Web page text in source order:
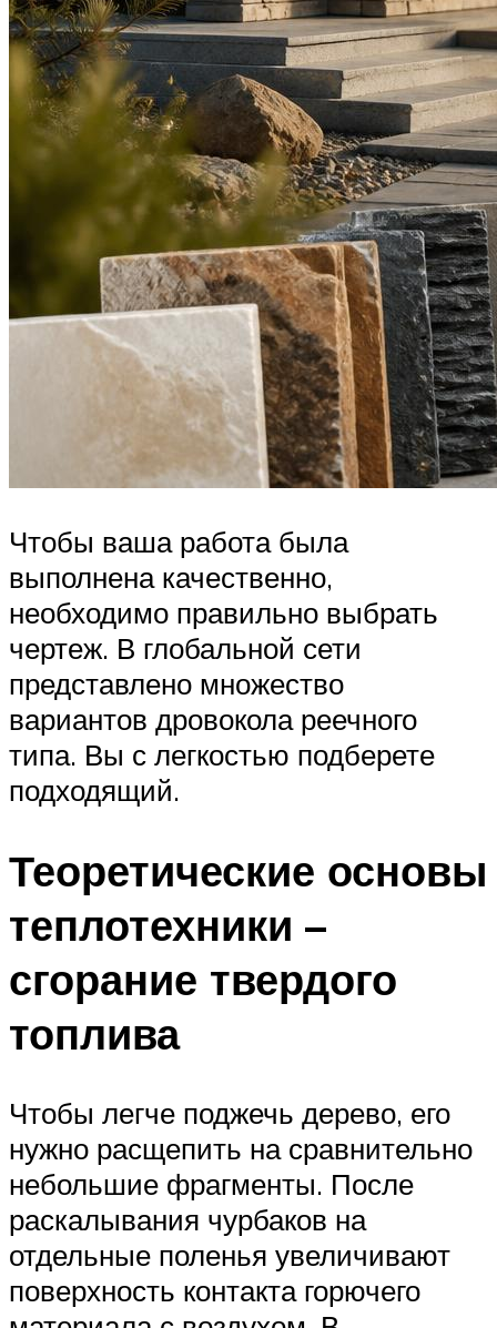
Чтобы ваша работа была
выполнена качественно,
необходимо правильно выбрать
чертеж. В глобальной сети
представлено множество
вариантов дровокола реечного
типа. Вы с легкостью подберете
подходящий.
Теоретические основы
теплотехники –
сгорание твердого
топлива
Чтобы легче поджечь дерево, его
нужно расщепить на сравнительно
небольшие фрагменты. После
раскалывания чурбаков на
отдельные поленья увеличивают
поверхность контакта горючего